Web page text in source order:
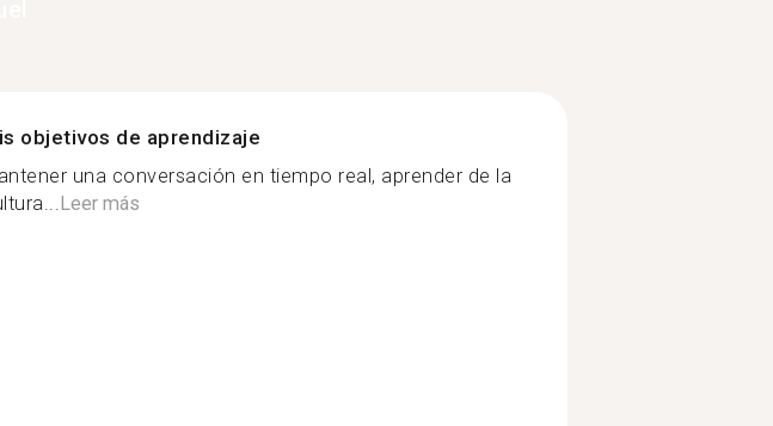
objetivos de aprendizaje
una conversación en tiempo real, aprender de la
Leer más